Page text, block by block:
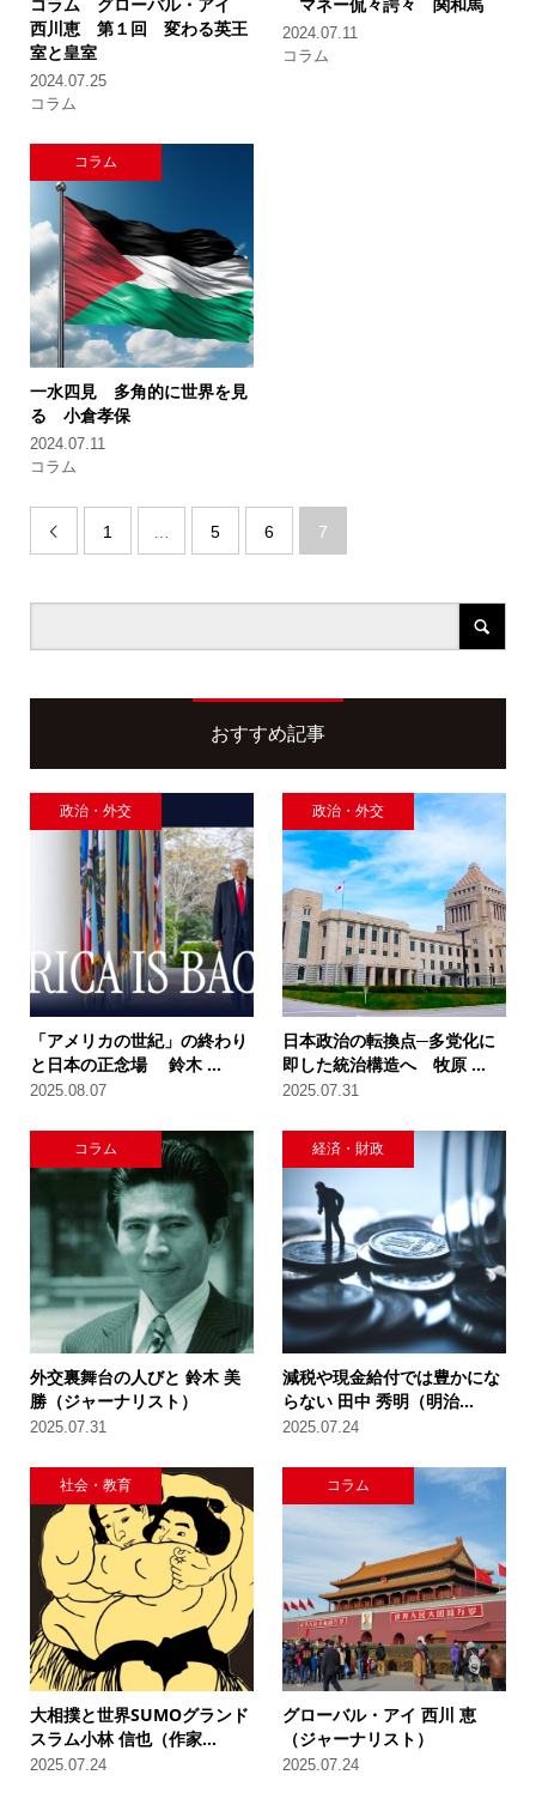
コラム グローバル・アイ
西川恵 第１回 変わる英王
室と皇室
2024.07.25
コラム
マネー侃々諤々 関和馬
2024.07.11
コラム
コラム
一水四見 多角的に世界を見
る 小倉孝保
2024.07.11
コラム
 1 5 6 7
おすすめ記事
政治・外交
「アメリカの世紀」の終わり
と日本の正念場 鈴木 ...
2025.08.07
政治・外交
日本政治の転換点─多党化に
即した統治構造へ 牧原 ...
2025.07.31
コラム
外交裏舞台の人びと 鈴木 美
勝（ジャーナリスト）
2025.07.31
経済・財政
減税や現金給付では豊かにな
らない 田中 秀明（明治...
2025.07.24
社会・教育
大相撲と世界SUMOグランド
スラム小林 信也（作家...
2025.07.24
コラム
グローバル・アイ 西川 恵
（ジャーナリスト）
2025.07.24